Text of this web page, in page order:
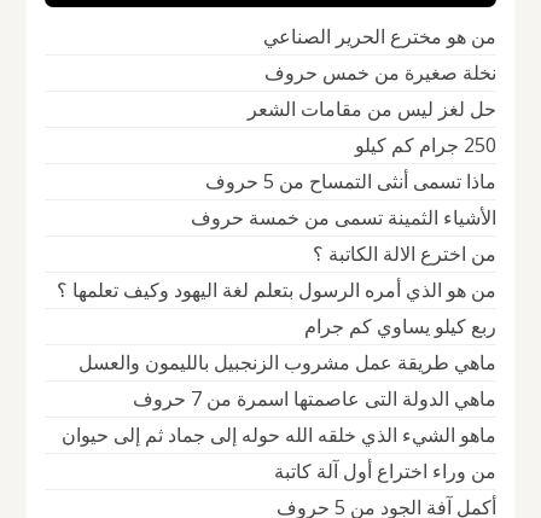
من هو مخترع الحرير الصناعي
نخلة صغيرة من خمس حروف
حل لغز ليس من مقامات الشعر
250 جرام كم كيلو
ماذا تسمى أنثى التمساح من 5 حروف
الأشياء الثمينة تسمى من خمسة حروف
من اخترع الالة الكاتبة ؟
من هو الذي أمره الرسول بتعلم لغة اليهود وكيف تعلمها ؟
ربع كيلو يساوي كم جرام
ماهي طريقة عمل مشروب الزنجبيل بالليمون والعسل
ماهي الدولة التى عاصمتها اسمرة من 7 حروف
ماهو الشيء الذي خلقه الله حوله إلى جماد ثم إلى حيوان
من وراء اختراع أول آلة كاتبة
أكمل آفة الجود من 5 حروف